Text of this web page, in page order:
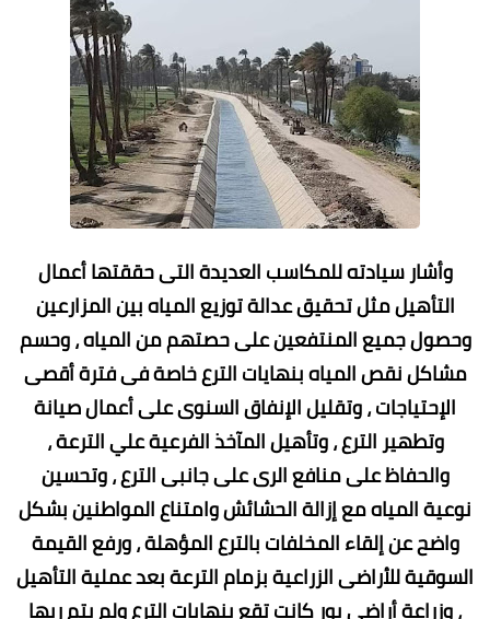
وأشار سيادته للمكاسب العديدة التى حققتها أعمال
التأهيل مثل تحقيق عدالة توزيع المياه بين المزارعين
وحصول جميع المنتفعين على حصتهم من المياه ، وحسم
مشاكل نقص المياه بنهايات الترع خاصة فى فترة أقصى
الإحتياجات ، وتقليل الإنفاق السنوى على أعمال صيانة
وتطهير الترع ، وتأهيل المآخذ الفرعية علي الترعة ،
والحفاظ على منافع الرى على جانبى الترع ، وتحسين
نوعية المياه مع إزالة الحشائش وامتناع المواطنين بشكل
واضح عن إلقاء المخلفات بالترع المؤهلة ، ورفع القيمة
السوقية للأراضى الزراعية بزمام الترعة بعد عملية التأهيل
، وزراعة أراضى بور كانت تقع بنهايات الترع ولم يتم ريها